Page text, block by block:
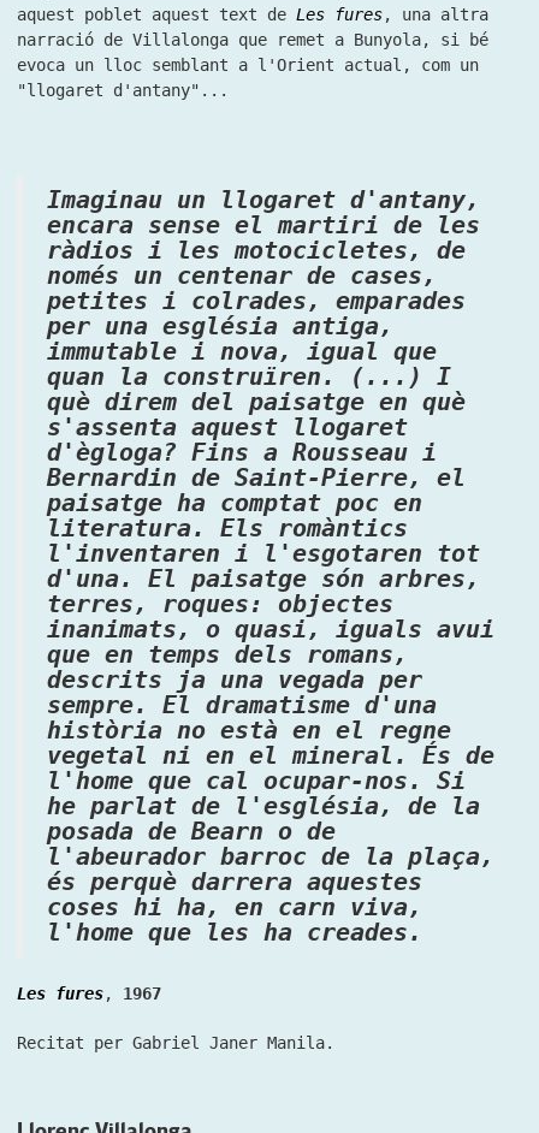
aquest poblet aquest text de Les fures, una altra
narració de Villalonga que remet a Bunyola, si bé
evoca un lloc semblant a l'Orient actual, com un
"llogaret d'antany"...
Imaginau un llogaret d'antany,
encara sense el martiri de les
ràdios i les motocicletes, de
només un centenar de cases,
petites i colrades, emparades
per una església antiga,
immutable i nova, igual que
quan la construïren. (...) I
què direm del paisatge en què
s'assenta aquest llogaret
d'ègloga? Fins a Rousseau i
Bernardin de Saint-Pierre, el
paisatge ha comptat poc en
literatura. Els romàntics
l'inventaren i l'esgotaren tot
d'una. El paisatge són arbres,
terres, roques: objectes
inanimats, o quasi, iguals avui
que en temps dels romans,
descrits ja una vegada per
sempre. El dramatisme d'una
història no està en el regne
vegetal ni en el mineral. És de
l'home que cal ocupar-nos. Si
he parlat de l'església, de la
posada de Bearn o de
l'abeurador barroc de la plaça,
és perquè darrera aquestes
coses hi ha, en carn viva,
l'home que les ha creades.
Les fures, 1967
Recitat per Gabriel Janer Manila.